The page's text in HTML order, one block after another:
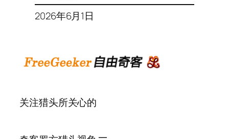
2026年6月1日
关注猎头所关心的